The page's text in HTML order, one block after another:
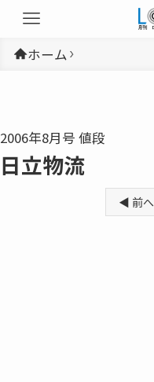
ホーム
2006年8月号 値段
日立物流
◀ 前へ